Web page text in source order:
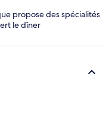
propose des spécialités
le dîner